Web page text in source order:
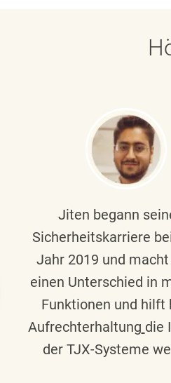
Jiten begann
Sicherheitskarriere
Jahr 2019 und
einen Unterschied in
Funktionen und hilft
Aufrechterhaltung die
der TJX-Systeme